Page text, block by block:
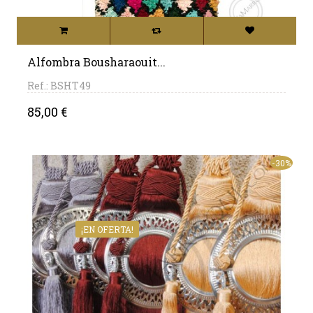
Alfombra Bousharaouit...
Ref.: BSHT49
Precio
85,00 €
-30%
¡EN OFERTA!